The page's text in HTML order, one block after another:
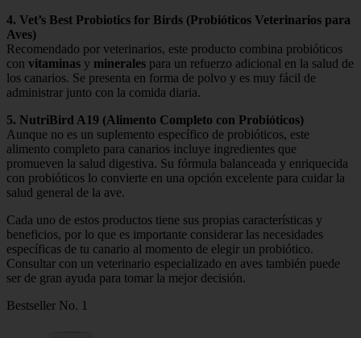
4. Vet’s Best Probiotics for Birds (Probióticos Veterinarios para
Aves)
Recomendado por veterinarios, este producto combina probióticos
con vitaminas y minerales para un refuerzo adicional en la salud de
los canarios. Se presenta en forma de polvo y es muy fácil de
administrar junto con la comida diaria.
5. NutriBird A19 (Alimento Completo con Probióticos)
Aunque no es un suplemento específico de probióticos, este
alimento completo para canarios incluye ingredientes que
promueven la salud digestiva. Su fórmula balanceada y enriquecida
con probióticos lo convierte en una opción excelente para cuidar la
salud general de la ave.
Cada uno de estos productos tiene sus propias características y
beneficios, por lo que es importante considerar las necesidades
específicas de tu canario al momento de elegir un probiótico.
Consultar con un veterinario especializado en aves también puede
ser de gran ayuda para tomar la mejor decisión.
Bestseller No. 1